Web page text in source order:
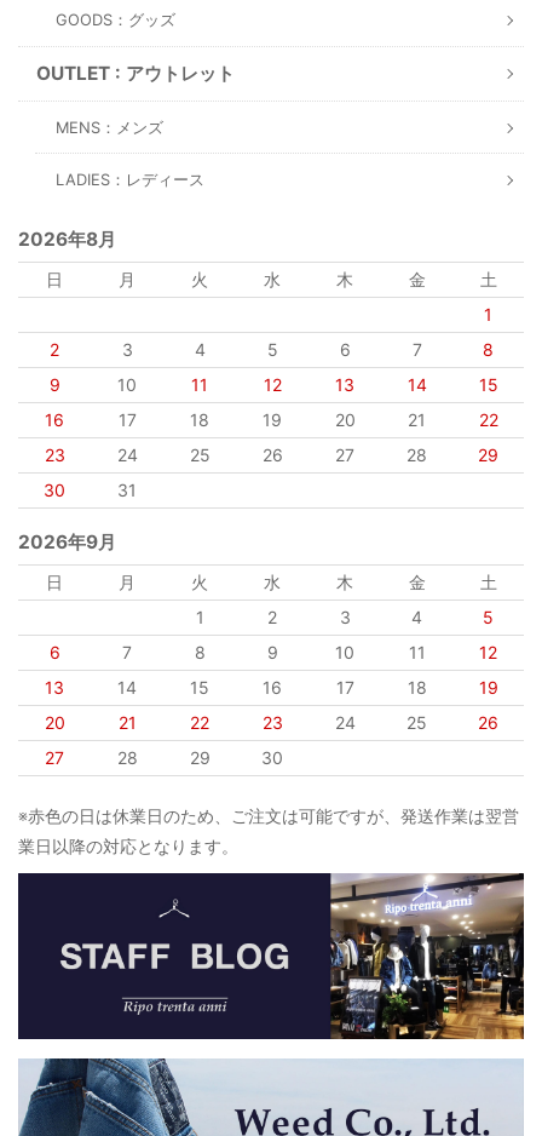
GOODS：グッズ
OUTLET : アウトレット
MENS：メンズ
LADIES：レディース
2026年8月
日 月 火 水 木 金
土
1
2
3 4 5 6 7
8
9
10 11 12 13 14
15
16
17 18 19 20 21
22
23
24 25 26 27 28
29
30
31
2026年9月
日 月 火 水 木 金
土
1
2 3 4
5
6
7 8 9 10 11
12
13
14 15 16 17 18
19
20
21 22 23 24 25
26
27
28 29 30
※赤色の日は休業日のため、ご注文は可能ですが、発送作業は翌営
業日以降の対応となります。